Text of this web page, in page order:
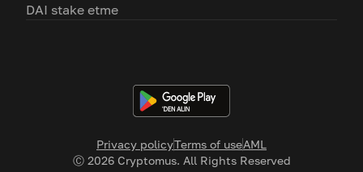
Privacy policyTerms of useAML
Ⓒ 2026Cryptomus. All Rights Reserved
DAI stake etme